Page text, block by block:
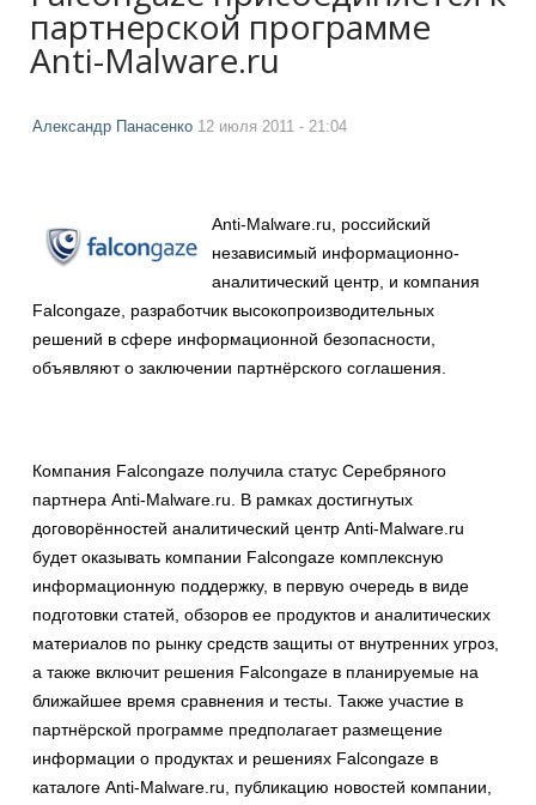
партнерской программе
Anti-Malware.ru
Александр Панасенко 12 июля 2011 - 21:04
Anti-Malware.ru, российский
независимый информационно-
аналитический центр, и компания
Falcongaze, разработчик высокопроизводительных
решений в сфере информационной безопасности,
объявляют о заключении партнёрского соглашения.
Компания Falcongaze получила статус Серебряного
партнера Anti-Malware.ru. В рамках достигнутых
договорённостей аналитический центр Anti-Malware.ru
будет оказывать компании Falcongaze комплексную
информационную поддержку, в первую очередь в виде
подготовки статей, обзоров ее продуктов и аналитических
материалов по рынку средств защиты от внутренних угроз,
а также включит решения Falcongaze в планируемые на
ближайшее время сравнения и тесты. Также участие в
партнёрской программе предполагает размещение
информации о продуктах и решениях Falcongaze в
каталоге Anti-Malware.ru, публикацию новостей компании,